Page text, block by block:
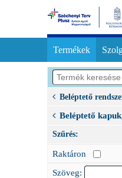
Termékek
Beléptető
Beléptető
Szűrés:
Raktáron
Szöveg: